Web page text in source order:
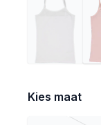
Kies maat